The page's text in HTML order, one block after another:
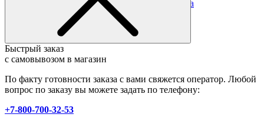
предоплате. Все подробности в разделе
оплата
Быстрый заказ
с самовывозом в магазин
По факту готовности заказа с вами свяжется оператор. Любой
вопрос по заказу вы можете задать по телефону:
+7-800-700-32-53